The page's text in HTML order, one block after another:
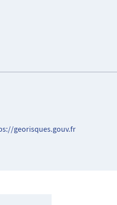
georisques.gouv.fr